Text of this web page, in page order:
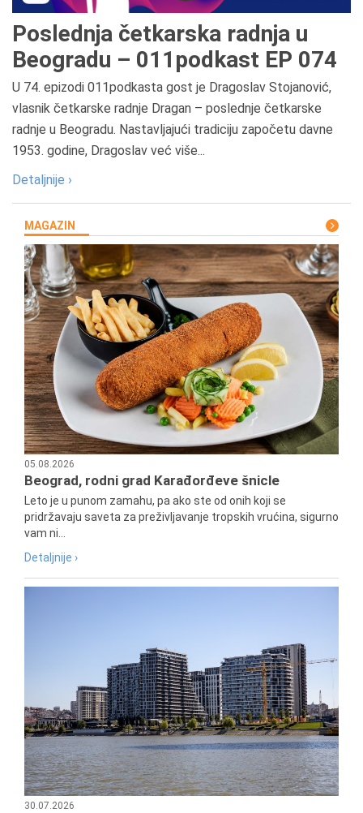
Poslednja četkarska radnja u
Beogradu – 011podkast EP 074
U 74. epizodi 011podkasta gost je Dragoslav Stojanović,
vlasnik četkarske radnje Dragan – poslednje četkarske
radnje u Beogradu. Nastavljajući tradiciju započetu davne
1953. godine, Dragoslav već više...
Detaljnije ›
MAGAZIN
05.08.2026
Beograd, rodni grad Karađorđeve šnicle
Leto je u punom zamahu, pa ako ste od onih koji se
pridržavaju saveta za preživljavanje tropskih vrućina, sigurno
vam ni...
Detaljnije ›
30.07.2026